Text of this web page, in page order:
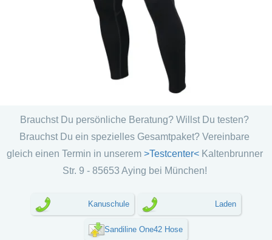
Brauchst Du persönliche Beratung? Willst Du testen?
Brauchst Du ein spezielles Gesamtpaket? Vereinbare
gleich einen Termin in unserem>Testcenter< Kaltenbrunner
Str. 9 - 85653 Aying bei München!
Kanuschule Laden
Sandiline One42 Hose